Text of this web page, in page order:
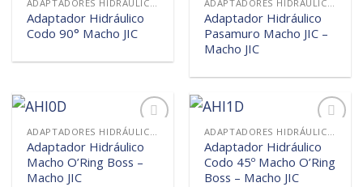
Añadir
a la
lista de
ADAPTADORES HIDRÁULICOS
Adaptador Hidráulico
Codo 90° Macho JIC
Añadir
a la
lista de
ADAPTADORES HIDRÁULICOS
Adaptador Hidráulico
Pasamuro Macho JIC –
Macho JIC
Añadir
a la
lista de
ADAPTADORES HIDRÁULICOS
Adaptador Hidráulico
Macho O’Ring Boss –
Macho JIC
Añadir
a la
lista de
ADAPTADORES HIDRÁULICOS
Adaptador Hidráulico
Codo 45º Macho O’Ring
Boss – Macho JIC